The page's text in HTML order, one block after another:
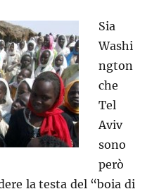
Sia
Washi
ngton
che
Tel
Aviv
sono
però
la testa del “boia di